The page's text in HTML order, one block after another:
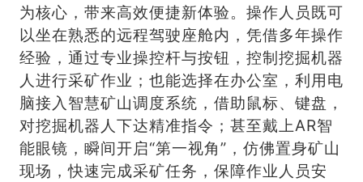
为核心，带来高效便捷新体验。操作人员既可
以坐在熟悉的远程驾驶座舱内，凭借多年操作
经验，通过专业操控杆与按钮，控制挖掘机器
人进行采矿作业；也能选择在办公室，利用电
脑接入智慧矿山调度系统，借助鼠标、键盘，
对挖掘机器人下达精准指令；甚至戴上AR智
能眼镜，瞬间开启“第一视角”，仿佛置身矿山
现场，快速完成采矿任务，保障作业人员安